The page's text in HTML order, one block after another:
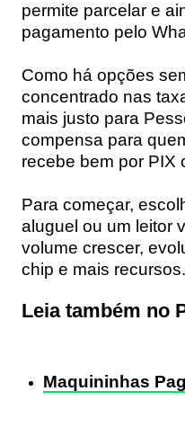
permite parcelar e
pagamento pelo
Como há opções
concentrado nas
mais justo para
compensa para
recebe bem por PIX
Para começar,
aluguel ou um leitor
volume crescer,
chip e mais recursos.
Leia também no
Maquininhas